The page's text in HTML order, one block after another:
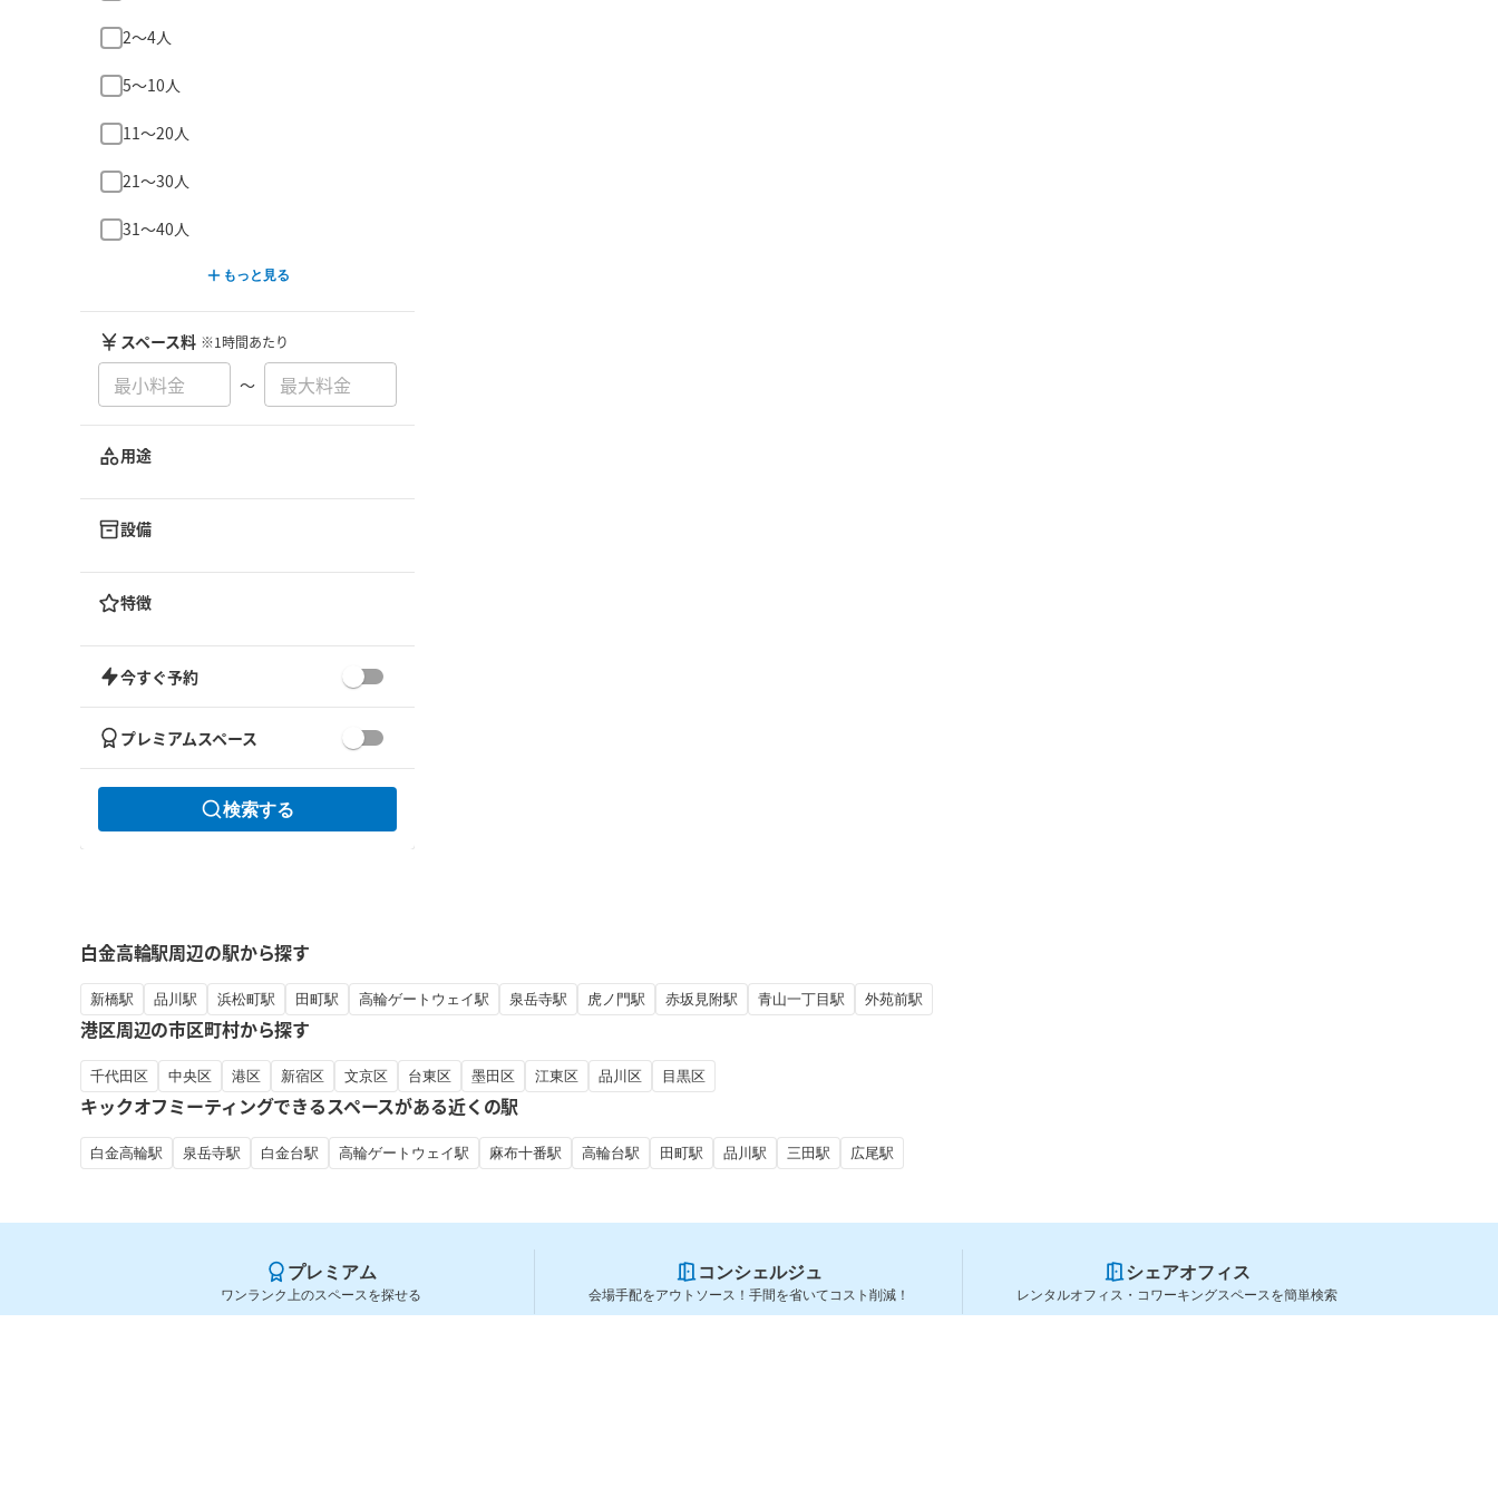
2〜4人
5〜10人
11〜20人
21〜30人
31〜40人
もっと見る
スペース料 ※1時間あたり
〜
用途
設備
特徴
今すぐ予約
プレミアムスペース
検索する
白金高輪駅周辺の駅から探す
新橋駅 品川駅 浜松町駅 田町駅 高輪ゲートウェイ駅 泉岳寺駅 虎ノ門駅 赤坂見附駅 青山一丁目駅 外苑前駅
港区周辺の市区町村から探す
千代田区 中央区 港区 新宿区 文京区 台東区 墨田区 江東区 品川区 目黒区
キックオフミーティングできるスペースがある近くの駅
白金高輪駅 泉岳寺駅 白金台駅 高輪ゲートウェイ駅 麻布十番駅 高輪台駅 田町駅 品川駅 三田駅 広尾駅
プレミアム
ワンランク上のスペースを探せる
コンシェルジュ
会場手配をアウトソース！手間を省いてコスト削減！
シェアオフィス
レンタルオフィス・コワーキングスペースを簡単検索